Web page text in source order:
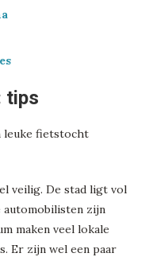
tips
veilig. De stad ligt vol
automobilisten zijn
maken veel lokale
Er zijn wel een paar